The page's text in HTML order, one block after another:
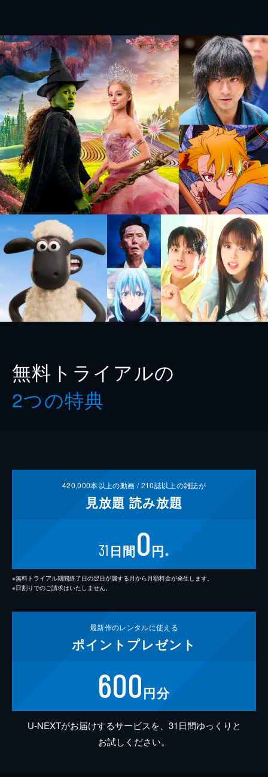
無料トライアルの
2つの特典
420,000本以上の動画 /210誌以上の雑誌が
見放題 読み放題
31 日間0円 ※
※無料トライアル期間終了日の翌日が属する月から月額料金が発生します。
※日割りでのご請求はいたしません。
最新作のレンタルに使える
ポイント プレゼント
600円分
U-NEXTがお届けするサービスを、31日間ゆっくりと
お試しください。